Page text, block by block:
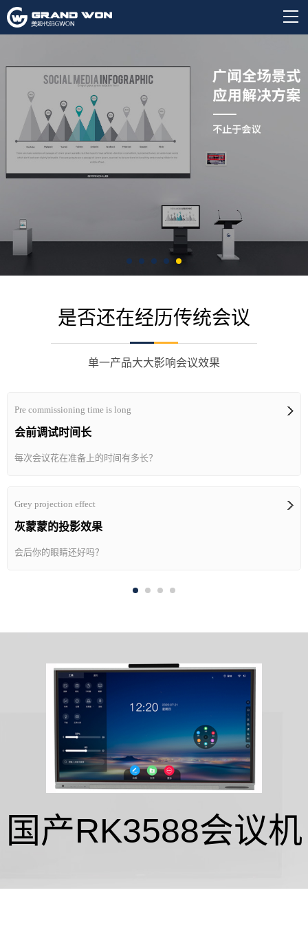
是否还在经历传统会议
单一产品大大影响会议效果
Pre commissioning time is long
会前调试时间长
每次会议花在准备上的时间有多长？
Grey projection effect
灰蒙蒙的投影效果
会后你的眼睛还好吗？
国产RK3588会议机